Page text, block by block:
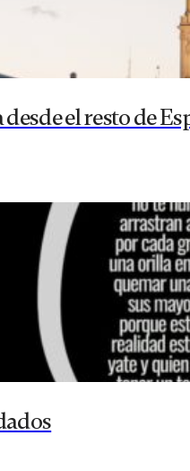
desde el resto de